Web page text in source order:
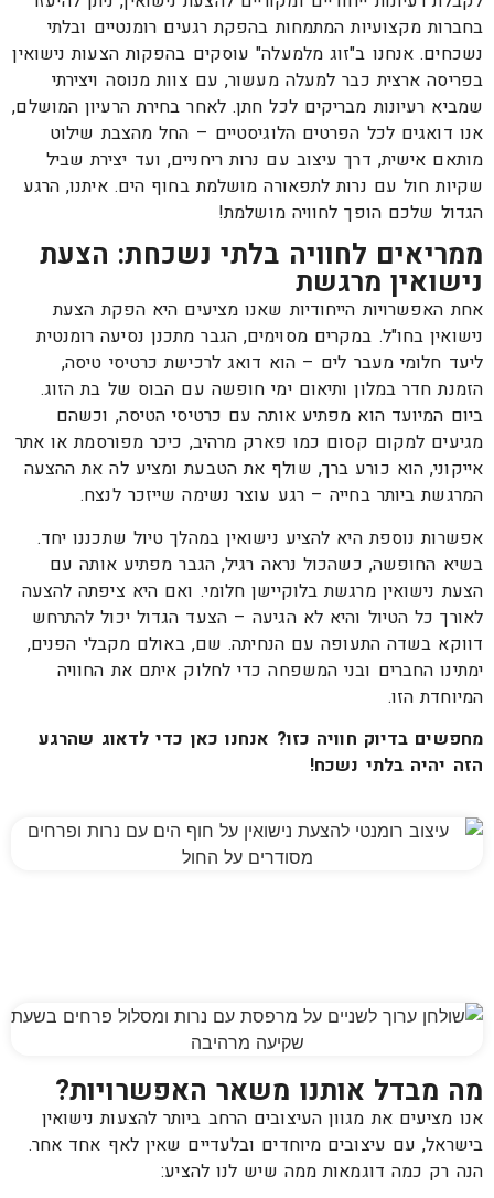
בחברות מקצועיות המתמחות בהפקת רגעים רומנטיים ובלתי
נשכחים. אנחנו ב"זוג מלמעלה" עוסקים בהפקות הצעות נישואין
בפריסה ארצית כבר למעלה מעשור, עם צוות מנוסה ויצירתי
שמביא רעיונות מבריקים לכל חתן. לאחר בחירת הרעיון המושלם,
אנו דואגים לכל הפרטים הלוגיסטיים – החל מהצבת שילוט
מותאם אישית, דרך עיצוב עם נרות ריחניים, ועד יצירת שביל
שקיות חול עם נרות לתפאורה מושלמת בחוף הים. איתנו, הרגע
הגדול שלכם הופך לחוויה מושלמת!
ממריאים לחוויה בלתי נשכחת: הצעת
נישואין מרגשת
אחת האפשרויות הייחודיות שאנו מציעים היא הפקת הצעת
נישואין בחו"ל. במקרים מסוימים, הגבר מתכנן נסיעה רומנטית
ליעד חלומי מעבר לים – הוא דואג לרכישת כרטיסי טיסה,
הזמנת חדר במלון ותיאום ימי חופשה עם הבוס של בת הזוג.
ביום המיועד הוא מפתיע אותה עם כרטיסי הטיסה, וכשהם
מגיעים למקום קסום כמו פארק מרהיב, כיכר מפורסמת או אתר
אייקוני, הוא כורע ברך, שולף את הטבעת ומציע לה את ההצעה
המרגשת ביותר בחייה – רגע עוצר נשימה שייזכר לנצח.
אפשרות נוספת היא להציע נישואין במהלך טיול שתכננו יחד.
בשיא החופשה, כשהכול נראה רגיל, הגבר מפתיע אותה עם
הצעת נישואין מרגשת בלוקיישן חלומי. ואם היא ציפתה להצעה
לאורך כל הטיול והיא לא הגיעה – הצעד הגדול יכול להתרחש
דווקא בשדה התעופה עם הנחיתה. שם, באולם מקבלי הפנים,
ימתינו החברים ובני המשפחה כדי לחלוק איתם את החוויה
המיוחדת הזו.
מחפשים בדיוק חוויה כזו? אנחנו כאן כדי לדאוג שהרגע
הזה יהיה בלתי נשכח!
מה מבדל אותנו משאר האפשרויות?
אנו מציעים את מגוון העיצובים הרחב ביותר להצעות נישואין
בישראל, עם עיצובים מיוחדים ובלעדיים שאין לאף אחד אחר.
הנה רק כמה דוגמאות ממה שיש לנו להציע: